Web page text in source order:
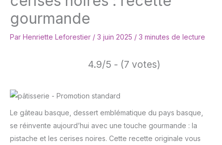
gourmande
Par Henriette Leforestier / 3 juin 2025 / 3 minutes de lecture
4.9/5 - (7 votes)
Le gâteau basque, dessert emblématique du pays basque,
se réinvente aujourd’hui avec une touche gourmande : la
pistache et les cerises noires. Cette recette originale vous